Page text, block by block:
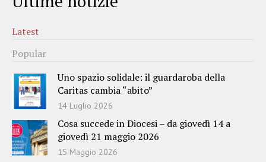
Latest
Popular
Uno spazio solidale: il guardaroba della
Caritas cambia “abito”
14 Luglio 2026
Cosa succede in Diocesi – da giovedì 14 a
giovedì 21 maggio 2026
15 Maggio 2026